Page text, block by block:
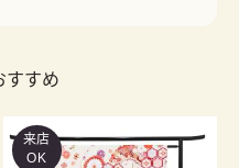
すすめ
来店
OK